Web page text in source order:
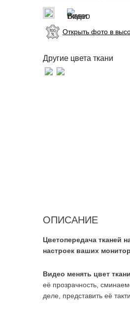
Открыть фото в
Другие цвета ткани
ОПИСАНИЕ
Цветопередача тканей
настроек ваших
Видео менять цвет
её прозрачность,
деле, представить её